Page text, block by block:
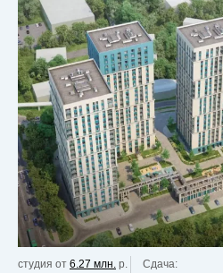
студия от 6.27 млн. р.
Сдача: